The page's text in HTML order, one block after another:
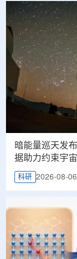
暗能量巡天发
据助力约束宇
科研 2026-08-06